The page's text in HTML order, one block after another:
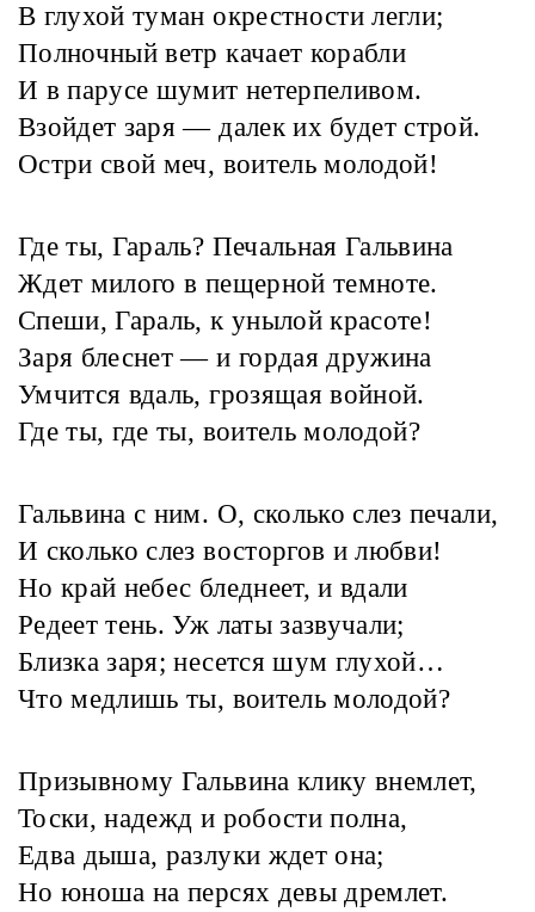
В глухой туман окрестности легли;
Полночный ветр качает корабли
И в парусе шумит нетерпеливом.
Взойдет заря — далек их будет строй.
Остри свой меч, воитель молодой!
Где ты, Гараль? Печальная Гальвина
Ждет милого в пещерной темноте.
Спеши, Гараль, к унылой красоте!
Заря блеснет — и гордая дружина
Умчится вдаль, грозящая войной.
Где ты, где ты, воитель молодой?
Гальвина с ним. О, сколько слез печали,
И сколько слез восторгов и любви!
Но край небес бледнеет, и вдали
Редеет тень. Уж латы зазвучали;
Близка заря; несется шум глухой…
Что медлишь ты, воитель молодой?
Призывному Гальвина клику внемлет,
Тоски, надежд и робости полна,
Едва дыша, разлуки ждет она;
Но юноша на персях девы дремлет.